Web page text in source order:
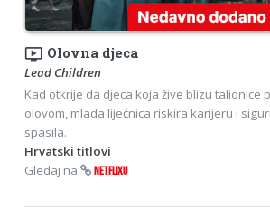
ondemand_video Olovna djeca
Lead Children
Kad otkrije da djeca koja žive blizu talionice
olovom, mlada liječnica riskira karijeru i
spasila.
Hrvatski titlovi
Gledaj na
NETFLIXU